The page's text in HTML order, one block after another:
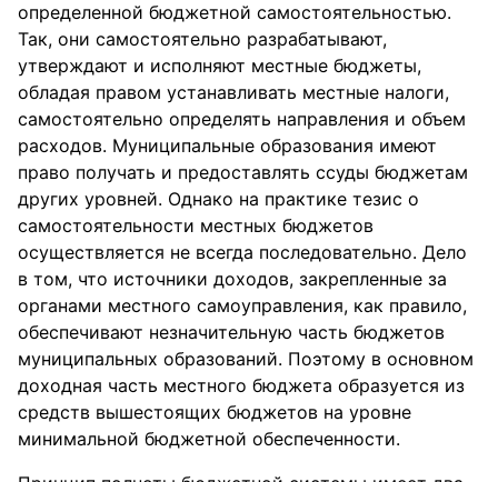
определенной бюджетной самостоятельностью.
Так, они самостоятельно разрабатывают,
утверждают и исполняют местные бюджеты,
обладая правом устанавливать местные налоги,
самостоятельно определять направления и объем
расходов. Муниципальные образования имеют
право получать и предоставлять ссуды бюджетам
других уровней. Однако на практике тезис о
самостоятельности местных бюджетов
осуществляется не всегда последовательно. Дело
в том, что источники доходов, закрепленные за
органами местного самоуправления, как правило,
обеспечивают незначительную часть бюджетов
муниципальных образований. Поэтому в основном
доходная часть местного бюджета образуется из
средств вышестоящих бюджетов на уровне
минимальной бюджетной обеспеченности.